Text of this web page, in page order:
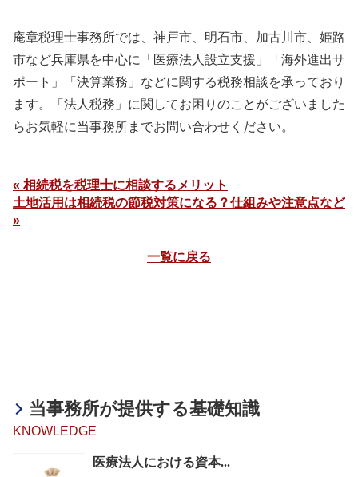
庵章税理士事務所では、神戸市、明石市、加古川市、姫路
市など兵庫県を中心に「医療法人設立支援」「海外進出サ
ポート」「決算業務」などに関する税務相談を承っており
ます。「法人税務」に関してお困りのことがございました
らお気軽に当事務所までお問い合わせください。
« 相続税を税理士に相談するメリット
土地活用は相続税の節税対策になる？仕組みや注意点など
»
一覧に戻る
当事務所が提供する基礎知識
KNOWLEDGE
医療法人における資本...